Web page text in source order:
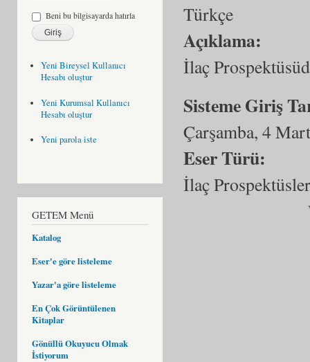
Beni bu bilgisayarda hatırla
Yeni Bireysel Kullanıcı
Hesabı oluştur
Yeni Kurumsal Kullanıcı
Hesabı oluştur
Yeni parola iste
GETEM Menü
Katalog
Eser'e göre listeleme
Yazar'a göre listeleme
En Çok Görüntülenen
Kitaplar
Gönüllü Okuyucu Olmak
İstiyorum
Türkçe
Açıklama:
İlaç
Sisteme Giriş
Çarşamba, 4
Eser Türü:
İlaç